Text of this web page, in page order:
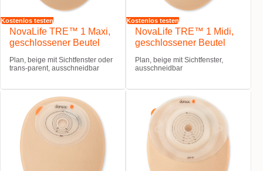
Kostenlos testen
NovaLife TRE™ 1 Maxi,
geschlossener Beutel
Plan, beige mit Sichtfenster oder
trans-parent, ausschneidbar
Kostenlos testen
NovaLife TRE™ 1 Midi,
geschlossener Beutel
Plan, beige mit Sichtfenster,
ausschneidbar